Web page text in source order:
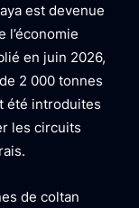
est devenue
l’économie
en juin 2026,
2 000 tonnes
été introduites
les circuits
de coltan